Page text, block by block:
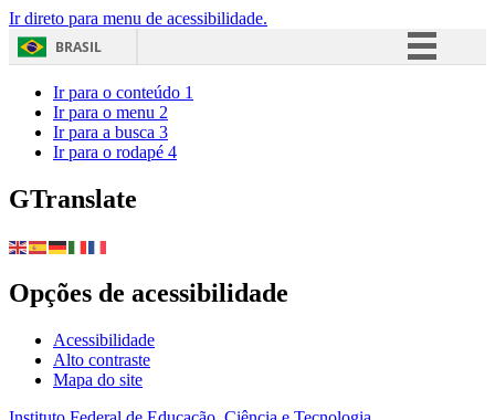
Ir direto para menu de acessibilidade.
BRASIL
Ir para o conteúdo 1
Ir para o menu 2
Ir para a busca 3
Ir para o rodapé 4
GTranslate
Opções de acessibilidade
Acessibilidade
Alto contraste
Mapa do site